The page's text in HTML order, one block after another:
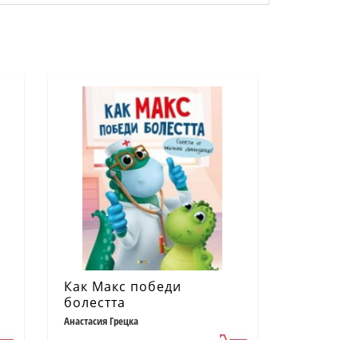
Как Макс победи
болестта
Анастасия Грецка